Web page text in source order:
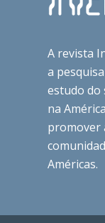
A revista
a
estudo do
na
promover
Américas.